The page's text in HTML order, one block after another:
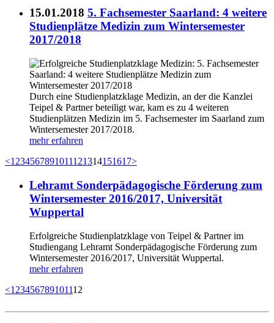
15.01.2018 5. Fachsemester Saarland: 4 weitere
Studienplätze Medizin zum Wintersemester
2017/2018
Durch eine Studienplatzklage Medizin, an der die Kanzlei
Teipel & Partner beteiligt war, kam es zu 4 weiteren
Studienplätzen Medizin im 5. Fachsemester im Saarland zum
Wintersemester 2017/2018.
mehr erfahren
<1 234567891011121314151617>
Lehramt Sonderpädagogische Förderung zum
Wintersemester 2016/2017, Universität
Wuppertal
Erfolgreiche Studienplatzklage von Teipel & Partner im
Studiengang Lehramt Sonderpädagogische Förderung zum
Wintersemester 2016/2017, Universität Wuppertal.
mehr erfahren
<1 23456789101112